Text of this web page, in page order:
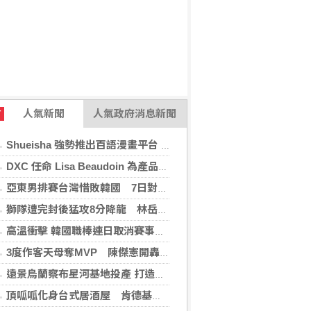
人氣新聞 人氣政府消息新聞
Shueisha 強勢推出百語漫畫平台 MANGA MILLION 大舉進軍全球市場
DXC 任命 Lisa Beaudoin 為產品總監，以加速產品導向型增長
亞東男排賽台灣惜敗韓國 7日對戰日本拚4強
獅隊遭完封後猛攻8分降龍 林岳平：總是要發揮
高溫衝擊 韓國職棒連日取消賽事、11日起晚間7時開打
3度作客天母奪MVP 陳傑憲開轟擊退雙殺心魔
遠景烏蘭察布星河基地投產 打造吉瓦級AI基礎設施新模式
頂呱呱化身台式居酒屋 肯德基聯名EVA攻漫迷